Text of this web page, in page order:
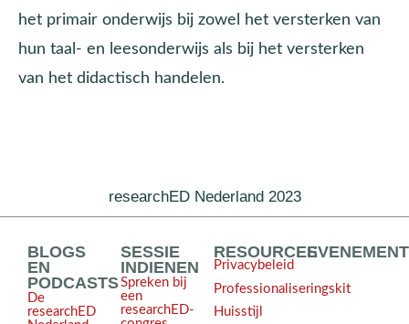
het primair onderwijs bij zowel het versterken van
hun taal- en leesonderwijs als bij het versterken
van het didactisch handelen.
researchED Nederland 2023
BLOGS
EN
PODCASTS
De
researchED
SESSIE
INDIENEN
Spreken bij
een
researchED-
RESOURCES
Privacybeleid
Professionaliseringskit
Huisstijl